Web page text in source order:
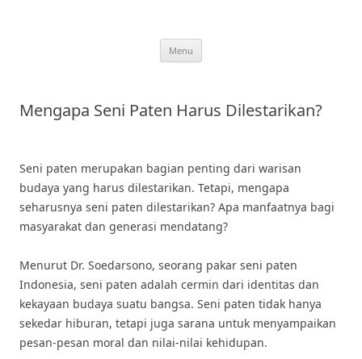
Menu
Mengapa Seni Paten Harus Dilestarikan?
Seni paten merupakan bagian penting dari warisan
budaya yang harus dilestarikan. Tetapi, mengapa
seharusnya seni paten dilestarikan? Apa manfaatnya bagi
masyarakat dan generasi mendatang?
Menurut Dr. Soedarsono, seorang pakar seni paten
Indonesia, seni paten adalah cermin dari identitas dan
kekayaan budaya suatu bangsa. Seni paten tidak hanya
sekedar hiburan, tetapi juga sarana untuk menyampaikan
pesan-pesan moral dan nilai-nilai kehidupan.